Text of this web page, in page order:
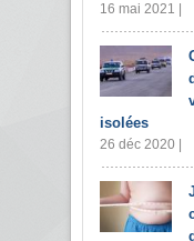
16 mai 2021 |
isolées
26 déc 2020 |